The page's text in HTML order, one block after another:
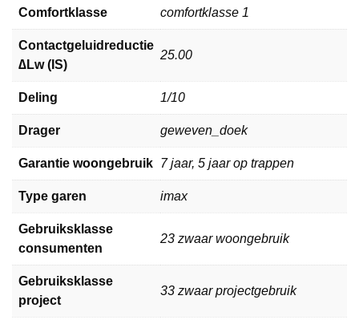
Comfortklasse comfortklasse 1
Contactgeluidreductie
∆Lw (IS)
25.00
Deling 1/10
Drager geweven_doek
Garantie woongebruik 7 jaar, 5 jaar op trappen
Type garen imax
Gebruiksklasse
consumenten
23 zwaar woongebruik
Gebruiksklasse
project
33 zwaar projectgebruik